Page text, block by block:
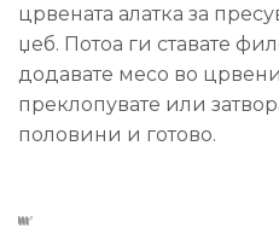
црвената алатка за
џеб. Потоа ги ставате
додавате месо во
преклопувате или
половини и готово.